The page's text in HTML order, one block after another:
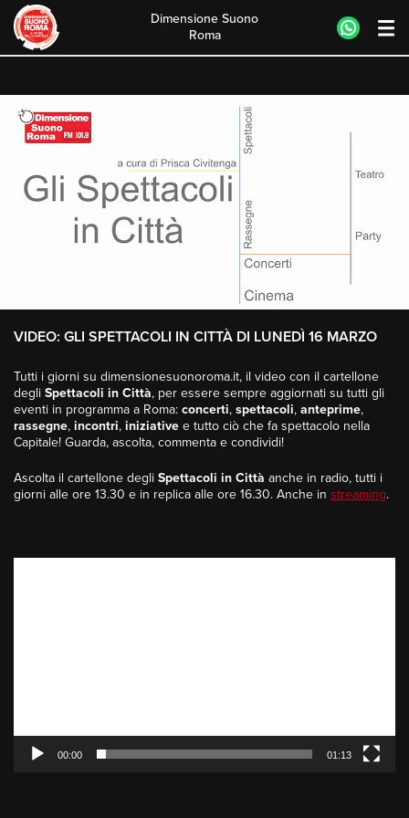
content
Dimensione Suono
Roma
VIDEO: GLI SPETTACOLI IN CITTÀ DI LUNEDÌ 16 MARZO
Tutti i giorni su dimensionesuonoroma.it, il video con il cartellone
degli Spettacoli in Città, per essere sempre aggiornati su tutti gli
eventi in programma a Roma: concerti, spettacoli, anteprime,
rassegne, incontri, iniziative e tutto ciò che fa spettacolo nella
Capitale! Guarda, ascolta, commenta e condividi!
Ascolta il cartellone degli Spettacoli in Città anche in radio, tutti i
giorni alle ore 13.30 e in replica alle ore 16.30. Anche in streaming.
00:00 01:13